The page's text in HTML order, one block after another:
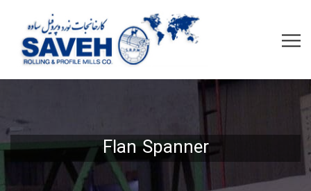
Flan Spanner